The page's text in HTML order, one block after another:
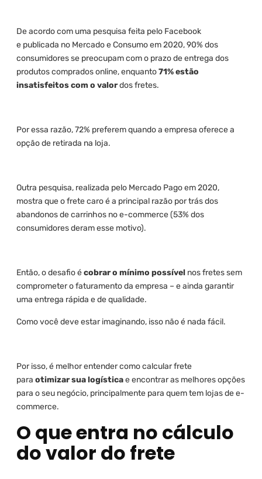
De acordo com uma pesquisa feita pelo Facebook
e publicada no Mercado e Consumo em 2020, 90% dos
consumidores se preocupam com o prazo de entrega dos
produtos comprados online, enquanto71% estão
insatisfeitos com o valordos fretes.
Por essa razão, 72% preferem quando a empresa oferece a
opção de retirada na loja.
Outra pesquisa, realizada pelo Mercado Pago em 2020,
mostra que o frete caro é a principal razão por trás dos
abandonos de carrinhos no e-commerce (53% dos
consumidores deram esse motivo).
Então, o desafio écobrar o mínimo possível nos fretes sem
comprometer o faturamento da empresa – e ainda garantir
uma entrega rápida e de qualidade.
Como você deve estar imaginando, isso não é nada fácil.
Por isso, é melhor entender como calcular frete
para otimizar sua logísticae encontrar as melhores opções
para o seu negócio, principalmente para quem tem lojas de e-
commerce.
O que entra no cálculo
do valor do frete